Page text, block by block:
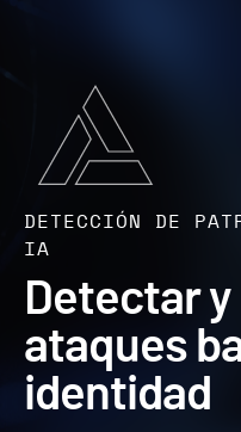
DETECCIÓN DE
IA
Detectar
ataques
identidad